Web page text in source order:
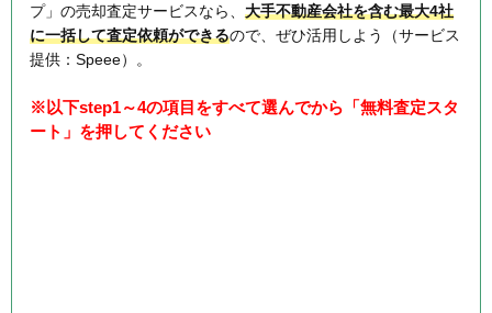
プ」の売却査定サービスなら、 大手不動産会社を含む最大4社
に一括して査定依頼ができるので、ぜひ活用しよう（サービス
提供：Speee）。
※以下step1～4の項目をすべて選んでから「無料査定スタ
ート」を押してください